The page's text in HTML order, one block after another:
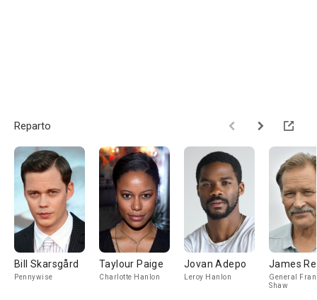
Reparto
Bill Skarsgård
Pennywise
Taylour Paige
Charlotte Hanlon
Jovan Adepo
Leroy Hanlon
James
General
Shaw